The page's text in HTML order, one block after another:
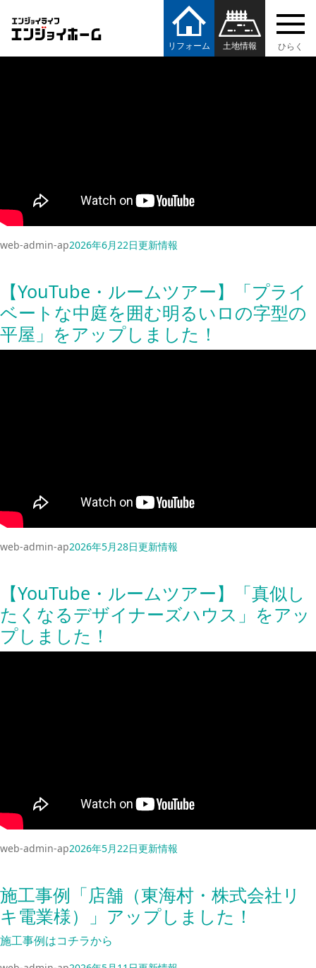
ス
エンジョイホーム
リフォーム 土地情報
【YouTube・ルームツアー】「薪スト
ーブのある平屋」をアップしました！
web-admin-ap2026年6月22日更新情報
【YouTube・ルームツアー】「プライ
ベートな中庭を囲む明るいロの字型の
平屋」をアップしました！
web-admin-ap2026年5月28日更新情報
【YouTube・ルームツアー】「真似し
たくなるデザイナーズハウス」をアッ
プしました！
web-admin-ap2026年5月22日更新情報
施工事例「店舗（東海村・株式会社リ
キ電業様）」アップしました！
施工事例はコチラから